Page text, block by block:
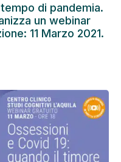
di pandemia.
un webinar
11 Marzo 2021.